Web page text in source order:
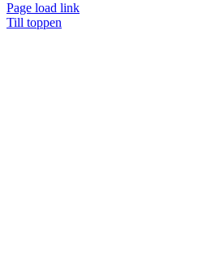
Page load link
Till toppen